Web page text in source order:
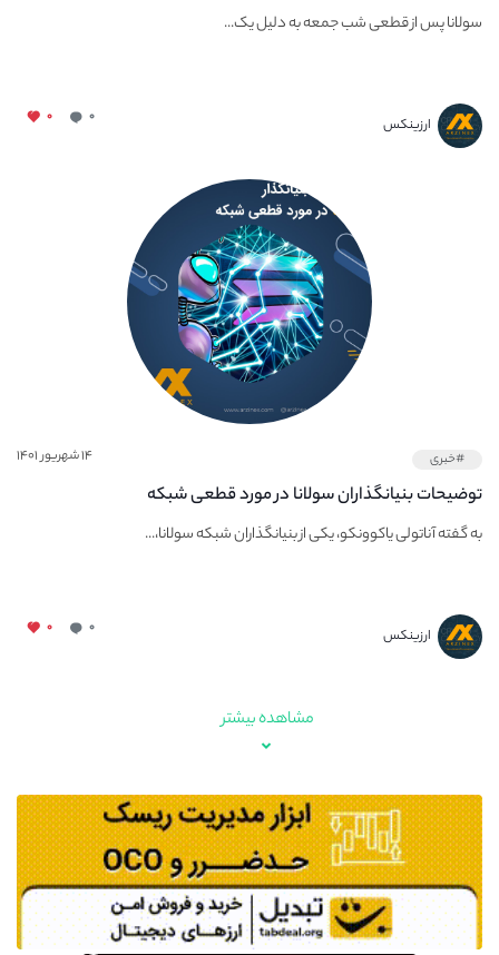
سولانا پس از قطعی شب جمعه به دلیل یک...
ارزینکس ۰ ۰
#خبری ۱۴ شهریور ۱۴۰۱
توضیحات بنیانگذاران سولانا در مورد قطعی شبکه
به گفته آناتولی یاکوونکو، یکی از بنیانگذاران شبکه سولانا،...
ارزینکس ۰ ۰
مشاهده بیشتر